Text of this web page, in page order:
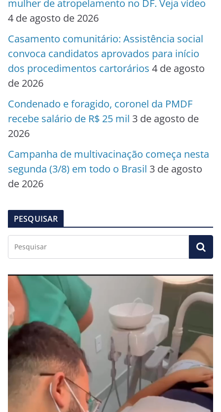
mulher de atropelamento no DF. Veja vídeo
4 de agosto de 2026
Casamento comunitário: Assistência social
convoca candidatos aprovados para início
dos procedimentos cartorários 4 de agosto
de 2026
Condenado e foragido, coronel da PMDF
recebe salário de R$ 25 mil 3 de agosto de
2026
Campanha de multivacinação começa nesta
segunda (3/8) em todo o Brasil 3 de agosto
de 2026
PESQUISAR